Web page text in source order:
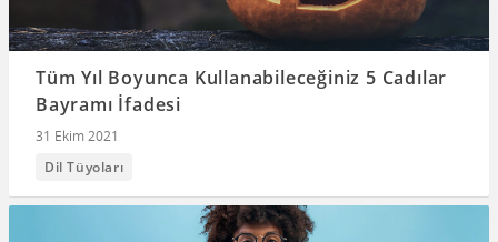
Tüm Yıl Boyunca Kullanabileceğiniz 5 Cadılar
Bayramı İfadesi
31 Ekim 2021
Dil Tüyoları